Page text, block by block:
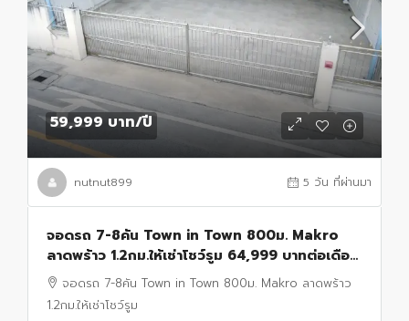
59,999 บาท/ปี
nutnut899 5 วัน ที่ผ่านมา
จอดรถ 7-8คัน Town in Town 800ม. Makro
ลาดพร้าว 1.2กม.ให้เช่าโชว์รูม 64,999 บาทต่อเดือน
ออฟฟิศ 2ชั้น 450ตรม. ซอยลาดพร้าว90-9890
ตร.ว.
จอดรถ 7-8คัน Town in Town 800ม. Makro ลาดพร้าว
1.2กม.ให้เช่าโชว์รูม